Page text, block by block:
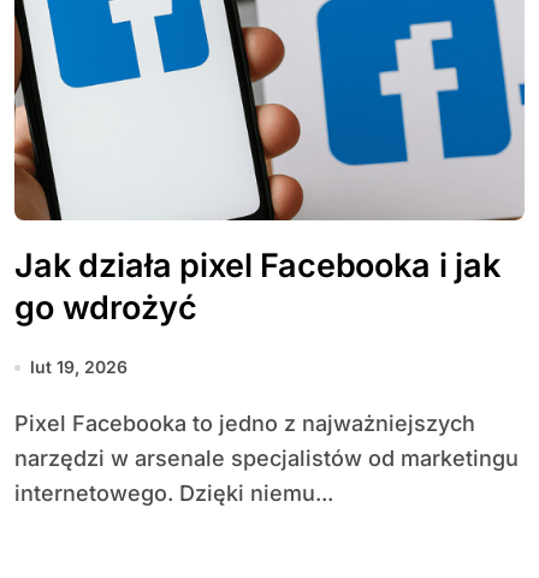
Jak działa pixel Facebooka i jak
go wdrożyć
lut 19, 2026
Pixel Facebooka to jedno z najważniejszych
narzędzi w arsenale specjalistów od marketingu
internetowego. Dzięki niemu...